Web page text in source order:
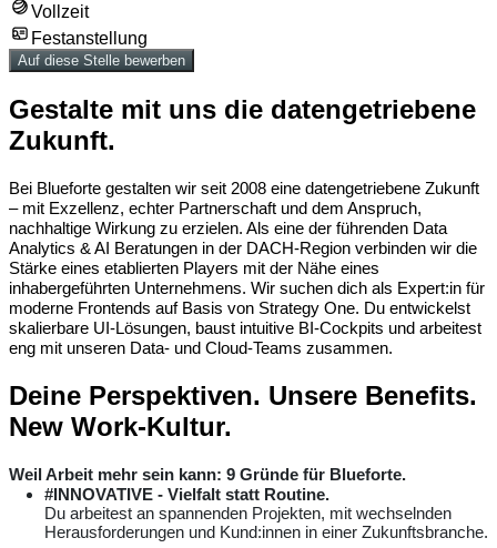
Vollzeit
Festanstellung
Auf diese Stelle bewerben
Gestalte mit uns die datengetriebene
Zukunft.
Bei Blueforte gestalten wir seit 2008 eine datengetriebene Zukunft
– mit Exzellenz, echter Partnerschaft und dem Anspruch,
nachhaltige Wirkung zu erzielen. Als eine der führenden Data
Analytics & AI Beratungen in der DACH-Region verbinden wir die
Stärke eines etablierten Players mit der Nähe eines
inhabergeführten Unternehmens. Wir suchen dich als Expert:in für
moderne Frontends auf Basis von Strategy One. Du entwickelst
skalierbare UI-Lösungen, baust intuitive BI-Cockpits und arbeitest
eng mit unseren Data- und Cloud-Teams zusammen.
Deine Perspektiven. Unsere Benefits.
New Work-Kultur.
Weil Arbeit mehr sein kann: 9 Gründe für Blueforte.
#INNOVATIVE - Vielfalt statt Routine.
Du arbeitest an spannenden Projekten, mit wechselnden
Herausforderungen und Kund:innen in einer Zukunftsbranche.